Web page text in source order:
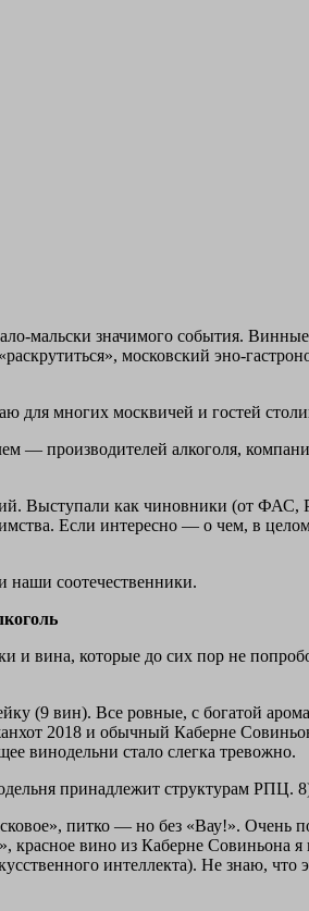
мальски значимого события.
московский эно-
для многих москвичей и гостей
— производителей алкоголя,
Выступали как чиновники (от ФАС,
Если интересно — о чем, в
наши соотечественники.
и вина, которые до сих пор не
(9 вин). Все ровные, с богатой
2018 и обычный Каберне Совиньон
винодельни стало слегка тревожно.
принадлежит структурам РПЦ.
питко — но без «Вау!». Очень
вино из Каберне Совиньона я
интеллекта). Не знаю, что